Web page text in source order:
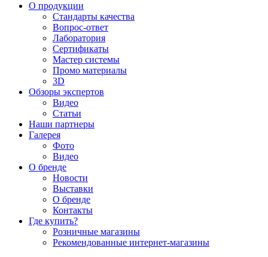
О продукции
Стандарты качества
Вопрос-ответ
Лаборатория
Сертификаты
Мастер системы
Промо материалы
3D
Обзоры экспертов
Видео
Статьи
Наши партнеры
Галерея
Фото
Видео
О бренде
Новости
Выставки
О бренде
Контакты
Где купить?
Розничные магазины
Рекомендованные интернет-магазины